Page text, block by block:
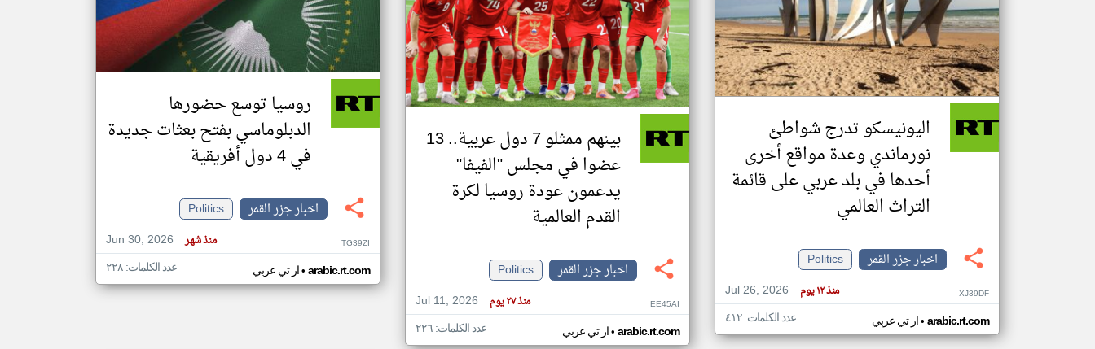
تغيير الدولة
اخبار جزر القمر على مدار الساعة
أهم اخبار جزر القمر العاجلة والمباشرة
اليونيسكو تدرج شواطئ
نورماندي وعدة مواقع أخرى
أحدها في بلد عربي على قائمة
التراث العالمي
اخبار جزر القمر
Politics
Jul 26, 2026
منذ ١٢ يوم XJ39DF
ار تي عربي• arabic.rt.com عدد الكلمات: ٤١٢
بينهم ممثلو 7 دول عربية.. 13
عضوا في مجلس "الفيفا"
يدعمون عودة روسيا لكرة
القدم العالمية
اخبار جزر القمر
Politics
Jul 11, 2026
منذ ٢٧ يوم EE45AI
ار تي عربي• arabic.rt.com عدد الكلمات: ٢٢٦
روسيا توسع حضورها
الدبلوماسي بفتح بعثات جديدة
في 4 دول أفريقية
اخبار جزر القمر
Politics
Jun 30, 2026
منذ شهر TG39ZI
ار تي عربي• arabic.rt.com عدد الكلمات: ٢٢٨
klyoum.com